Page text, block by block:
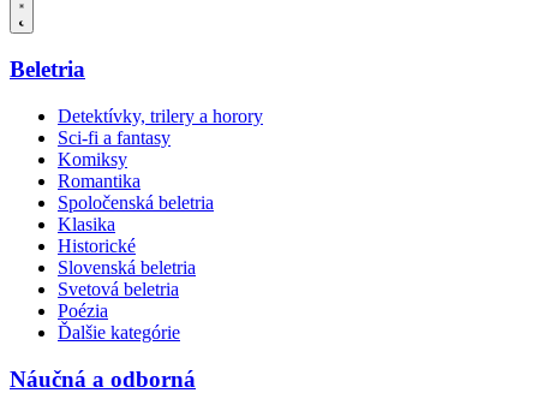
Beletria
Detektívky, trilery a horory
Sci-fi a fantasy
Komiksy
Romantika
Spoločenská beletria
Klasika
Historické
Slovenská beletria
Svetová beletria
Poézia
Ďalšie kategórie
Náučná a odborná